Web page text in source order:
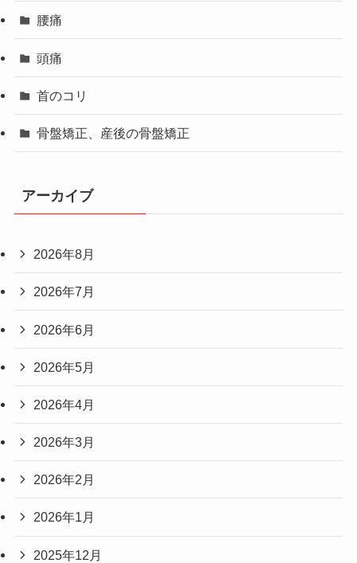
腰痛
頭痛
首のコリ
骨盤矯正、産後の骨盤矯正
アーカイブ
2026年8月
2026年7月
2026年6月
2026年5月
2026年4月
2026年3月
2026年2月
2026年1月
2025年12月